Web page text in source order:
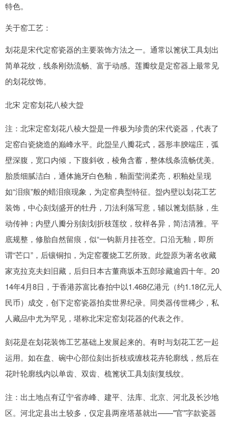
特色。
关于窑工艺：
划花是宋代定窑瓷器的主要装饰方法之一。通常以篦状工具划出
简单花纹，线条刚劲流畅、富于动感。莲瓣纹是定窑器上最常见
的划花纹饰。
北宋 定窑划花八棱大盌
注：北宋定窑划花八棱大盌是一件极为珍贵的宋代瓷器，代表了
定窑白瓷烧造的巅峰水平。此盌呈八瓣花式，器形丰腴端庄，弧
壁深腹，宽口内倾，下腹斜收，棱角含蓄，整体线条流畅优美。
胎质细腻洁白，通体施牙白色釉，釉面莹润柔亮，积釉处呈现
如“泪痕”般的蜡泪痕现象，为定窑典型特征。盌内壁以划花工艺
装饰，中心刻划盛开的牡丹，刀法利落写意，辅以篦划筋脉，生
动传神；内壁八瓣分别刻划折枝莲纹，纹样各异，简洁清雅。平
底规整，修胎自然留痕，似“一钩新月挂苍空。口沿无釉，即所
谓“芒口”，后镶铜扣，为定窑覆烧工艺所致。此盌原为著名收藏
家克拉克夫妇旧藏，后归日本古董商坂本五郎珍藏逾四十年。20
14年4月8日，于香港苏富比春拍中以1.468亿港元（约1.18亿元人
民币）成交，创下定窑瓷器拍卖世界纪录。同类器传世稀少，私
人藏品中尤为罕见，堪称北宋定窑划花器的代表之作。
刻花是在划花装饰工艺基础上发展起来的。有时与划花工艺一起
运用。如在盘、碗中心部位刻出折枝或缠枝花卉轮廓线，然后在
花叶轮廓线内以单齿、双齿、梳篦状工具划刻复线纹。
注：出土地点有辽宁省赤峰、建平、法库、北京、河北及长沙地
区。河北定县出土较多，仅定县两座塔基就出——"官"字款瓷器